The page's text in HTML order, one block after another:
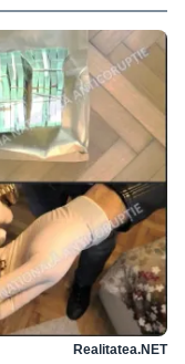
Realitatea.NET